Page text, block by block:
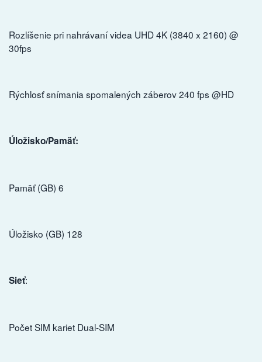
Rozlíšenie pri nahrávaní videa UHD 4K (3840 x 2160) @
30fps
Rýchlosť snímania spomalených záberov 240 fps @HD
Úložisko/Pamäť:
Pamäť (GB) 6
Úložisko (GB) 128
Sieť:
Počet SIM kariet Dual-SIM